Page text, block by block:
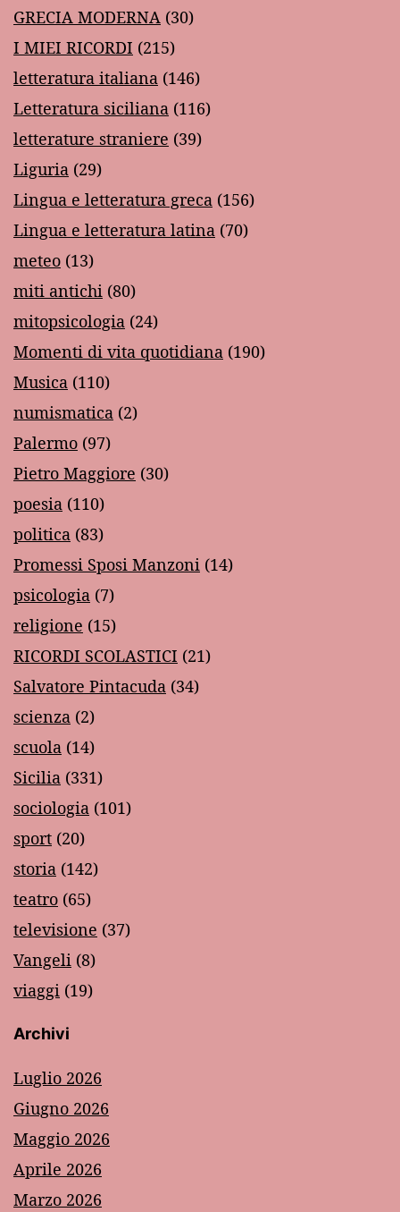
GRECIA MODERNA (30)
I MIEI RICORDI (215)
letteratura italiana (146)
Letteratura siciliana (116)
letterature straniere (39)
Liguria (29)
Lingua e letteratura greca (156)
Lingua e letteratura latina (70)
meteo (13)
miti antichi (80)
mitopsicologia (24)
Momenti di vita quotidiana (190)
Musica (110)
numismatica (2)
Palermo (97)
Pietro Maggiore (30)
poesia (110)
politica (83)
Promessi Sposi Manzoni (14)
psicologia (7)
religione (15)
RICORDI SCOLASTICI (21)
Salvatore Pintacuda (34)
scienza (2)
scuola (14)
Sicilia (331)
sociologia (101)
sport (20)
storia (142)
teatro (65)
televisione (37)
Vangeli (8)
viaggi (19)
Archivi
Luglio 2026
Giugno 2026
Maggio 2026
Aprile 2026
Marzo 2026